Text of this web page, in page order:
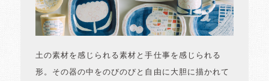
土の素材を感じられる素材と手仕事を感じられる
形。その器の中をのびのびと自由に大胆に描かれて